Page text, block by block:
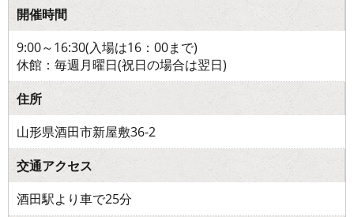
開催時間
9:00～16:30(入場は16：00まで)
休館：毎週月曜日(祝日の場合は翌日)
住所
山形県酒田市新屋敷36-2
交通アクセス
酒田駅より車で25分